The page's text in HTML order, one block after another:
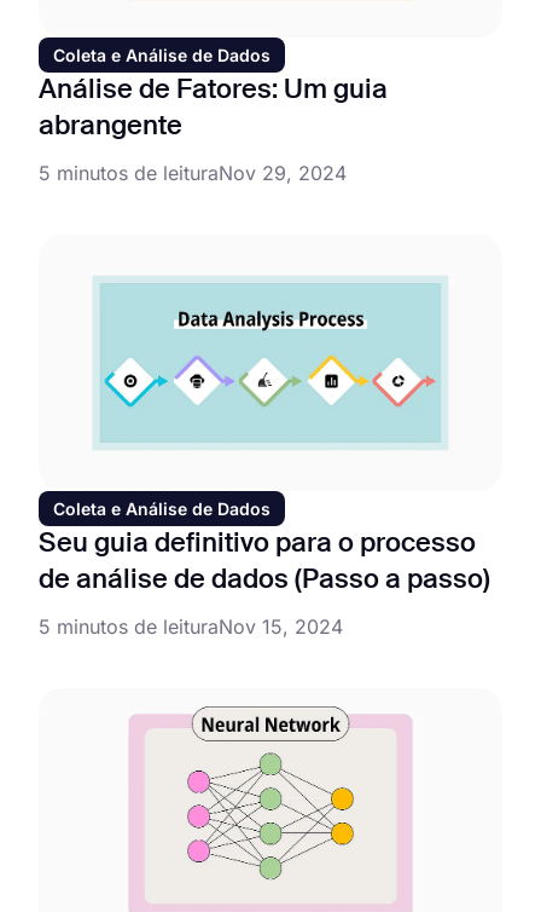
Coleta e Análise de Dados
Análise de Fatores: Um guia
abrangente
5 minutos de leituraNov 29, 2024
Coleta e Análise de Dados
Seu guia definitivo para o processo
de análise de dados (Passo a passo)
5 minutos de leituraNov 15, 2024